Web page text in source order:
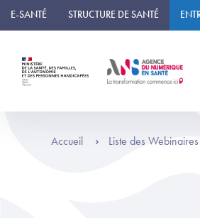
Panneau de gestion des cookies
E-SANTÉ STRUCTURE DE SANTÉ
Accueil Liste des Webinaires